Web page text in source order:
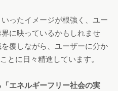
ったイメージが根強く、ユー
に映っているかもしれませ
覆しながら、ユーザーに分か
とに日々精進しています。
エネルギーフリー社会の実